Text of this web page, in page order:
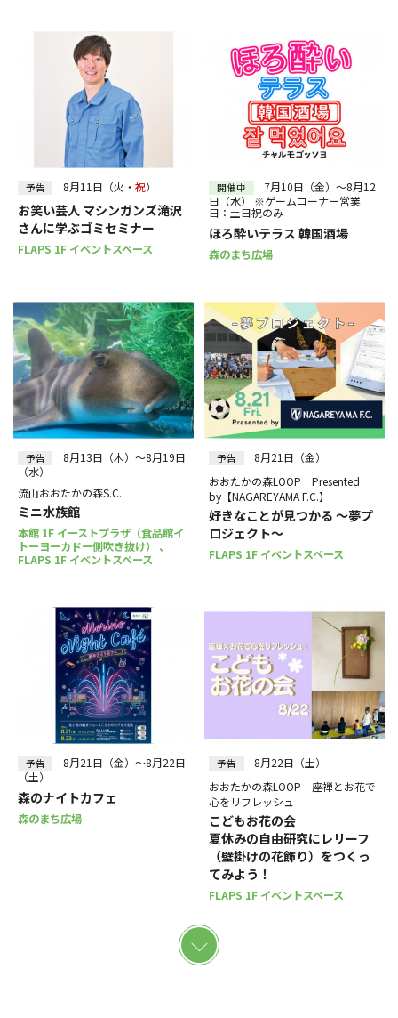
予告 8月11日（火・祝）
お笑い芸人 マシンガンズ滝沢
さんに学ぶゴミセミナー
FLAPS 1F イベントスペース
開催中
7月10日（金）～8月12
日（水） ※ゲームコーナー営業
日：土日祝のみ
ほろ酔いテラス 韓国酒場
森のまち広場
予告
8月13日（木）～8月19日
（水）
流山おおたかの森S.C.
ミニ水族館
本館 1F イーストプラザ（食品館イ
トーヨーカドー側吹き抜け） 、
FLAPS 1F イベントスペース
予告
8月21日（金）
おおたかの森LOOP Presented
by【NAGAREYAMA F.C.】
好きなことが見つかる ～夢プ
ロジェクト～
FLAPS 1F イベントスペース
予告
8月21日（金）～8月22日
（土）
森のナイトカフェ
森のまち広場
予告
8月22日（土）
おおたかの森LOOP 座禅とお花で
心をリフレッシュ
こどもお花の会
夏休みの自由研究にレリーフ
（壁掛けの花飾り）をつくっ
てみよう！
FLAPS 1F イベントスペース